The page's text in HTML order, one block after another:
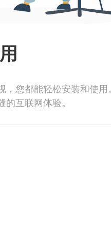
您都能轻松安装和使用。
互联网体验。